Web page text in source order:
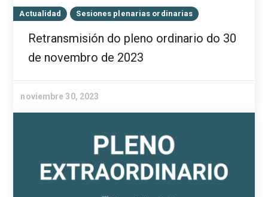
Actualidad Sesiones plenarias ordinarias
Retransmisión do pleno ordinario do 30
de novembro de 2023
noviembre 30, 2023